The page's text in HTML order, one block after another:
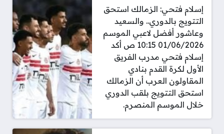
إسلام فتحي: الزمالك استحق
التتويج بالدوري.. والسعيد
وعاشور أفضل لاعبي الموسم
01/06/2026 10:15 ص أكد
إسلام فتحي مدرب الفريق
الأول لكرة القدم بنادي
المقاولون العرب أن الزمالك
استحق التتويج بلقب الدوري
خلال الموسم المنصرم.